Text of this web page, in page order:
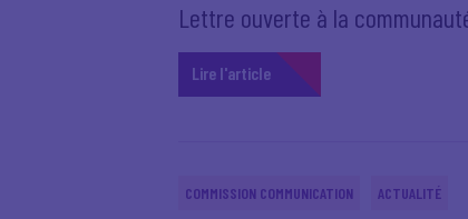
Lettre ouverte à la
Lire l'article
COMMISSION COMMUNICATION ACTUALITÉ